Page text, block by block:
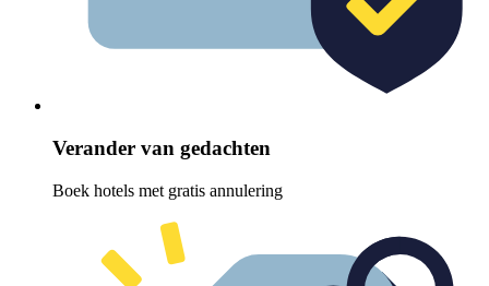
Verander van gedachten
Boek hotels met gratis annulering